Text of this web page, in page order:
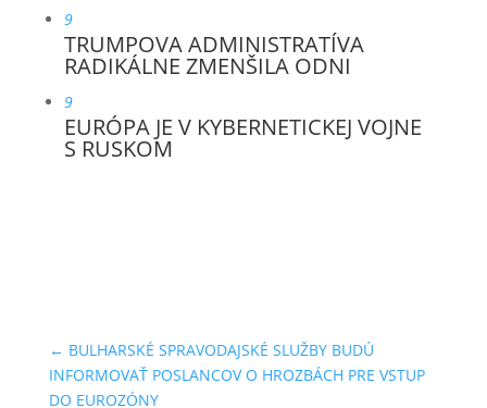
9
TRUMPOVA ADMINISTRATÍVA
RADIKÁLNE ZMENŠILA ODNI
9
EURÓPA JE V KYBERNETICKEJ VOJNE
S RUSKOM
← BULHARSKÉ SPRAVODAJSKÉ SLUŽBY BUDÚ
INFORMOVAŤ POSLANCOV O HROZBÁCH PRE VSTUP
DO EUROZÓNY